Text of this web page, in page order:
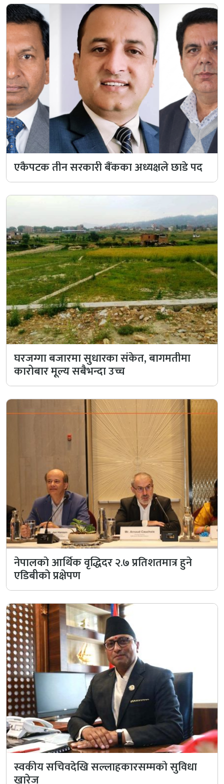
एकैपटक तीन सरकारी बैंकका अध्यक्षले छाडे पद
घरजग्गा बजारमा सुधारका संकेत, बागमतीमा
कारोबार मूल्य सबैभन्दा उच्च
नेपालकाे आर्थिक वृद्धिदर २.७ प्रतिशतमात्र हुने
एडिबीकाे प्रक्षेपण
स्वकीय सचिवदेखि सल्लाहकारसम्मको सुविधा